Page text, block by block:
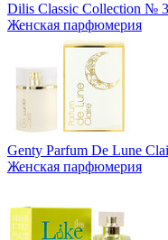
Dilis Classic Collection №
Женская парфюмерия
Genty Parfum De Lune
Женская парфюмерия